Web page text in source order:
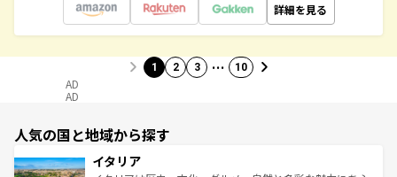
詳細を見る
1 2 3 … 10
AD
AD
人気の国と地域から探す
イタリア